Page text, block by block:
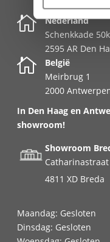

Nederland
Schenkkade 50k
2595 AR Den

België
Meirbrug 1
2000
In Den Haag en
showroom!
Showroom
Catharinastraat
4811 XD Breda
Maandag: Gesloten
Dinsdag: Gesloten